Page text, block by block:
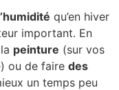
qu’en hiver
important. En
peinture (sur vos
ou de faire des
un temps peu